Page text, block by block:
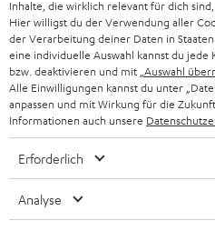
Inhalte, die wirklich relevant für dich
Hier willigst du der Verwendung aller
der Verarbeitung deiner Daten in
eine individuelle Auswahl kannst du jede
bzw. deaktivieren und mit „Auswahl
Alle Einwilligungen kannst du unter
anpassen und mit Wirkung für die
Informationen auch unsere
Erforderlich
Analyse